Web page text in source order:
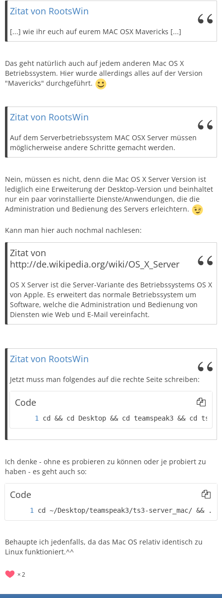
Zitat von RootsWin
[...] wie ihr euch auf eurem MAC OSX Mavericks [...]
Das geht natürlich auch auf jedem anderen Mac OS X
Betriebssystem. Hier wurde allerdings alles auf der Version
"Mavericks" durchgeführt.
Zitat von RootsWin
Auf dem Serverbetriebssystem MAC OSX Server müssen
möglicherweise andere Schritte gemacht werden.
Nein, müssen es nicht, denn die Mac OS X Server Version ist
lediglich eine Erweiterung der Desktop-Version und beinhaltet
nur ein paar vorinstallierte Dienste/Anwendungen, die die
Administration und Bedienung des Servers erleichtern.
Kann man hier auch nochmal nachlesen:
Zitat von
http://de.wikipedia.org/wiki/OS_X_Server
OS X Server ist die Server-Variante des Betriebssystems OS X
von Apple. Es erweitert das normale Betriebssystem um
Software, welche die Administration und Bedienung von
Diensten wie Web und E-Mail vereinfacht.
Zitat von RootsWin
Jetzt muss man folgendes auf die rechte Seite schreiben:
Code
cd && cd Desktop && cd teamspeak3 && cd ts3-
Ich denke - ohne es probieren zu können oder je probiert zu
haben - es geht auch so:
Code
cd ~/Desktop/teamspeak3/ts3-server_mac/ && ./
Behaupte ich jedenfalls, da das Mac OS relativ identisch zu
Linux funktioniert.^^
2